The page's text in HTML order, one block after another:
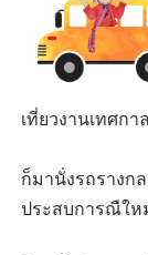
เที่ยวงานเทศกา
ก็มานั่งรถรางก
ประสบการณืให